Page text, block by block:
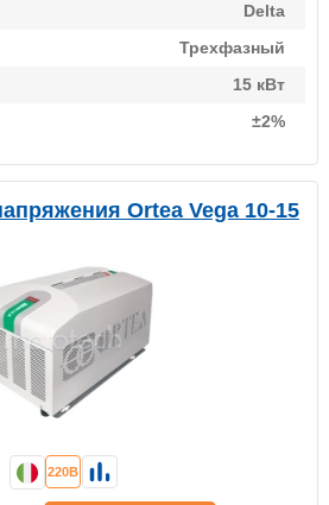
Delta
Трехфазный
15 кВт
±2%
Ortea Vega 10-15
220В